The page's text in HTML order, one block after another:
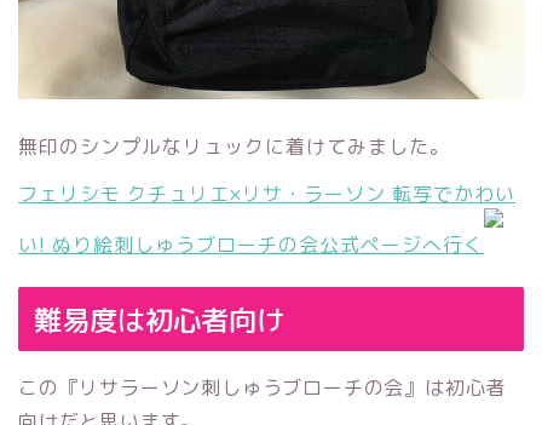
無印のシンプルなリュックに着けてみました。
フェリシモ クチュリエ×リサ・ラーソン 転写でかわい
い! ぬり絵刺しゅうブローチの会公式ページへ行く
難易度は初心者向け
この『リサラーソン刺しゅうブローチの会』は初心者